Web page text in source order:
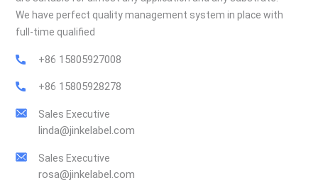
We have perfect quality management system in place with
full-time qualified
+86 15805927008
+86 15805928278
Sales Executive
linda@jinkelabel.com
Sales Executive
rosa@jinkelabel.com